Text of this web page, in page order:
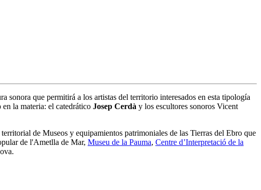
que permitirá a los artistas del territorio interesados en esta tipología
la materia: el catedrático Josep Cerdà y los escultores sonoros Vicent
de Museos y equipamientos patrimoniales de las Tierras del Ebro que
de l'Ametlla de Mar, Museu de la Pauma, Centre d’Interpretació de la